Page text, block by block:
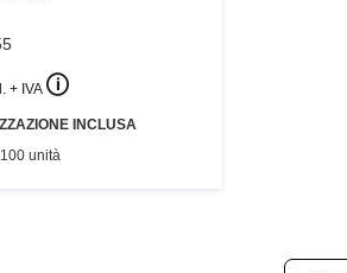
+ IVA 🛈
INCLUSA
unità